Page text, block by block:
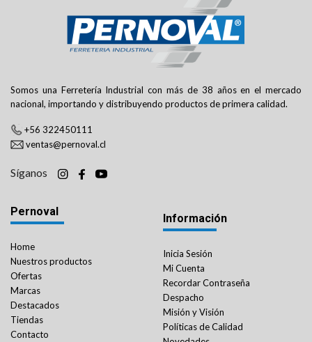
Somos una Ferretería Industrial con más de 38 años en el mercado
nacional, importando y distribuyendo productos de primera calidad.
+56 322450111
ventas@pernoval.cl
Síganos
Pernoval
Home
Nuestros productos
Ofertas
Marcas
Destacados
Tiendas
Contacto
Información
Inicia Sesión
Mi Cuenta
Recordar Contraseña
Despacho
Misión y Visión
Políticas de Calidad